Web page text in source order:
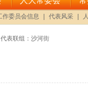
代表联组：沙河街